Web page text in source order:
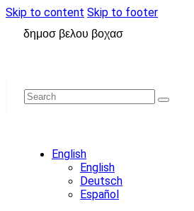
Skip to content Skip to footer
δημοσ βελου βοχασ
English
English
Deutsch
Español